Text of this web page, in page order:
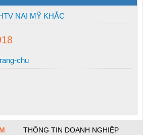
NAI MỸ KHẮC
chu
THÔNG TIN DOANH NGHIỆP